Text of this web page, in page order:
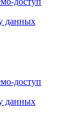
данных
доступ
данных